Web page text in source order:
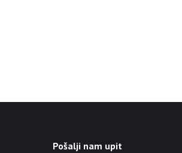
Pošalji nam upit